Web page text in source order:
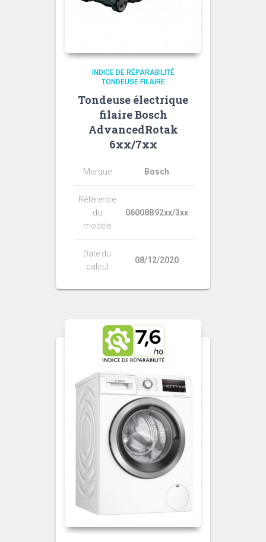
INDICE DE RÉPARABILITÉ
TONDEUSE FILAIRE
Tondeuse électrique
filaire Bosch
AdvancedRotak
6xx/7xx
Marque Bosch
Référence
du
modèle
06008B92xx/3xx
Date du
calcul
08/12/2020